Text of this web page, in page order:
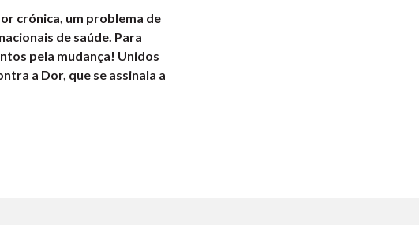
crónica, um problema de
de saúde. Para
pela mudança! Unidos
a Dor, que se assinala a